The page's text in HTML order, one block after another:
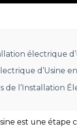
électrique
d’Usine
de l’Installation
est une étape